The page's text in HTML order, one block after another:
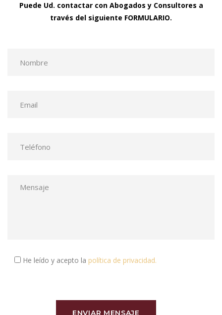
Puede Ud. contactar con Abogados y Consultores a
través del siguiente FORMULARIO.
He leído y acepto la política de privacidad.